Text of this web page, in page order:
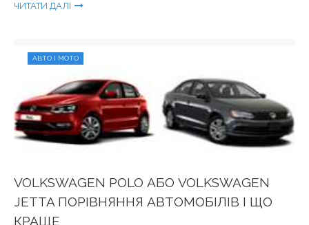
ЧИТАТИ ДАЛІ
АВТО І МОТО
VOLKSWAGEN POLO АБО VOLKSWAGEN
JETTA ПОРІВНЯННЯ АВТОМОБІЛІВ І ЩО
КРАЩЕ